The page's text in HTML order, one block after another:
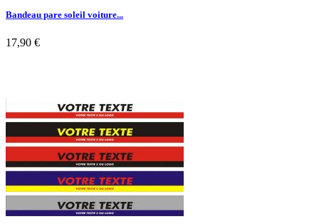
Bandeau pare soleil voiture...
17,90 €